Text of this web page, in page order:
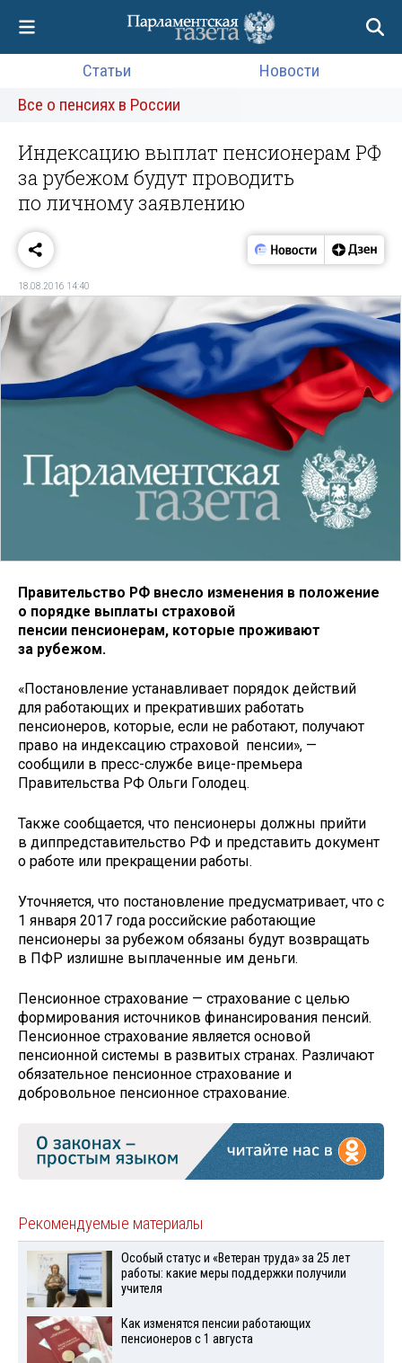
Статьи
Новости
Все о пенсиях в России
Индексацию выплат пенсионерам РФ
за рубежом будут проводить
по личному заявлению
18.08.2016 14:40
Правительство РФ внесло изменения в положение
о порядке выплаты страховой
пенсии пенсионерам, которые проживают
за рубежом.
«Постановление устанавливает порядок действий
для работающих и прекративших работать
пенсионеров, которые, если не работают, получают
право на индексацию страховой пенсии», —
сообщили в пресс-службе вице-премьера
Правительства РФ Ольги Голодец.
Также сообщается, что пенсионеры должны прийти
в диппредставительство РФ и представить документ
о работе или прекращении работы.
Уточняется, что постановление предусматривает, что с
1 января 2017 года российские работающие
пенсионеры за рубежом обязаны будут возвращать
в ПФР излишне выплаченные им деньги.
Пенсионное страхование — страхование с целью
формирования источников финансирования пенсий.
Пенсионное страхование является основой
пенсионной системы в развитых странах. Различают
обязательное пенсионное страхование и
добровольное пенсионное страхование.
Рекомендуемые материалы
Особый статус и «Ветеран труда» за 25 лет
работы: какие меры поддержки получили
учителя
Как изменятся пенсии работающих
пенсионеров с 1 августа